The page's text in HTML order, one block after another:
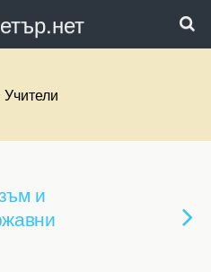
Учители
и